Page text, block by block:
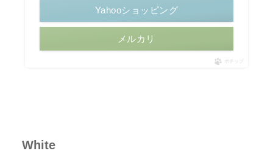
Yahooショッピング
メルカリ
ポチップ
White